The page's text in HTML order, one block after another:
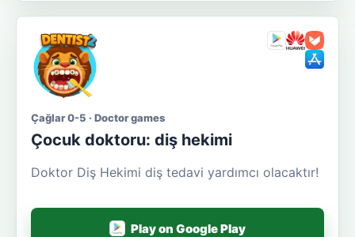
Çağlar 0-5 · Doctor games
Çocuk doktoru: diş hekimi
Doktor Diş Hekimi diş tedavi yardımcı olacaktır!
Play on Google Play